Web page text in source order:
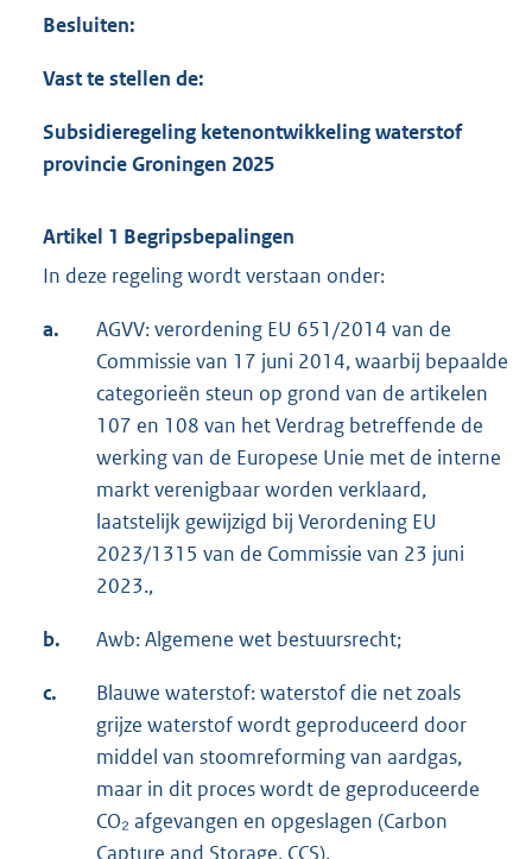
Besluiten:
Vast te stellen de:
Subsidieregeling ketenontwikkeling waterstof
provincie Groningen 2025
Artikel 1 Begripsbepalingen
In deze regeling wordt verstaan onder:
a.
AGVV: verordening EU 651/2014 van de
Commissie van 17 juni 2014, waarbij bepaalde
categorieën steun op grond van de artikelen
107 en 108 van het Verdrag betreffende de
werking van de Europese Unie met de interne
markt verenigbaar worden verklaard,
laatstelijk gewijzigd bij Verordening EU
2023/1315 van de Commissie van 23 juni
2023.,
b. Awb: Algemene wet bestuursrecht;
c.
Blauwe waterstof: waterstof die net zoals
grijze waterstof wordt geproduceerd door
middel van stoomreforming van aardgas,
maar in dit proces wordt de geproduceerde
CO₂ afgevangen en opgeslagen (Carbon
Capture and Storage, CCS).